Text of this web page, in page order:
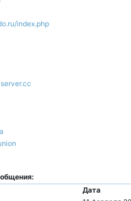
index.php
Дата